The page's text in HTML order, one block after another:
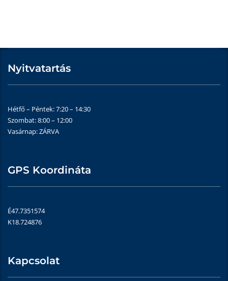
Nyitvatartás
Hétfő – Péntek: 7:20 – 14:30
Szombat: 8:00 – 12:00
Vasárnap: ZÁRVA
GPS Koordináta
É47.7351574
K18.724876
Kapcsolat